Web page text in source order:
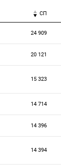
СП
24 909
20 121
15 323
14 714
14 396
14 394